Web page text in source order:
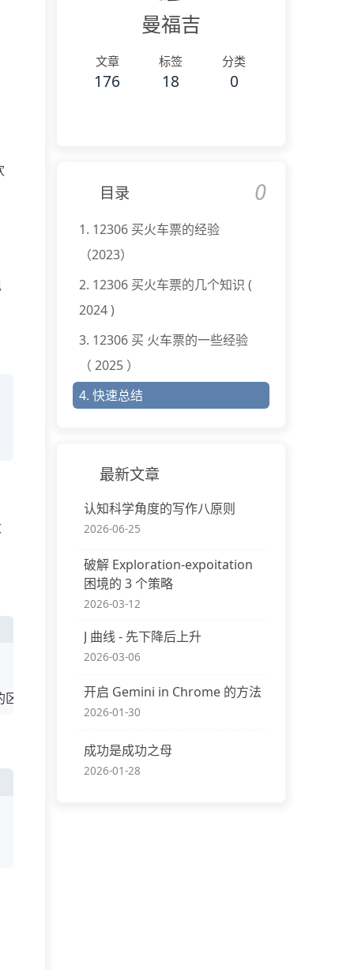
段卖出。
曼福吉
文章
176
标签
18
分类
0
目录 0
1. 12306 买火车票的经验
（2023）
2. 12306 买火车票的几个知识 (
2024 )
3. 12306 买 火车票的一些经验
（ 2025 ）
4. 快速总结
最新文章
认知科学角度的写作八原则
2026-06-25
破解 Exploration-expoitation
困境的 3 个策略
2026-03-12
J 曲线 - 先下降后上升
2026-03-06
开启 Gemini in Chrome 的方法
2026-01-30
成功是成功之母
2026-01-28